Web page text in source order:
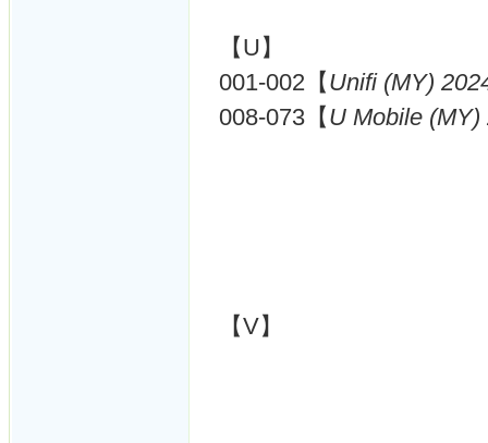
【U】
001-002【Unifi (MY)
008-073【U Mobile (MY)
【V】